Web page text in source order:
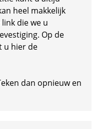
heel makkelijk
die we u
Op de
u hier de
dan opnieuw en